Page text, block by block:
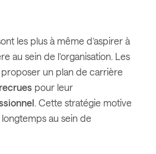
les plus à même d’aspirer à
au sein de l’organisation. Les
un plan de carrière
pour leur
. Cette stratégie motive
au sein de